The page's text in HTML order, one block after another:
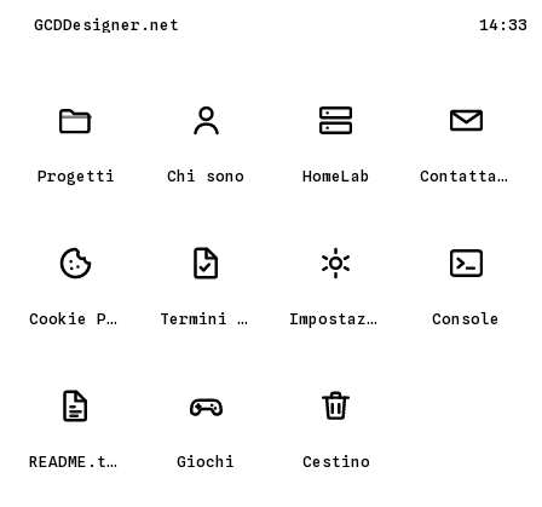
GCDDesigner.net 14:33
Progetti Chi sono HomeLab Contattami
Cookie Policy Termini e condizioni Impostazioni Console
README.txt Giochi Cestino